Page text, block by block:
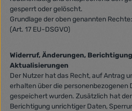
gesperrt oder gelöscht.
Grundlage der oben genannten
(Art. 17 EU-DSGVO)
Widerruf, Änderungen,
Aktualisierungen
Der Nutzer hat das Recht, auf Antrag
erhalten über die personenbezogenen
gespeichert wurden. Zusätzlich hat
Berichtigung unrichtiger Daten,